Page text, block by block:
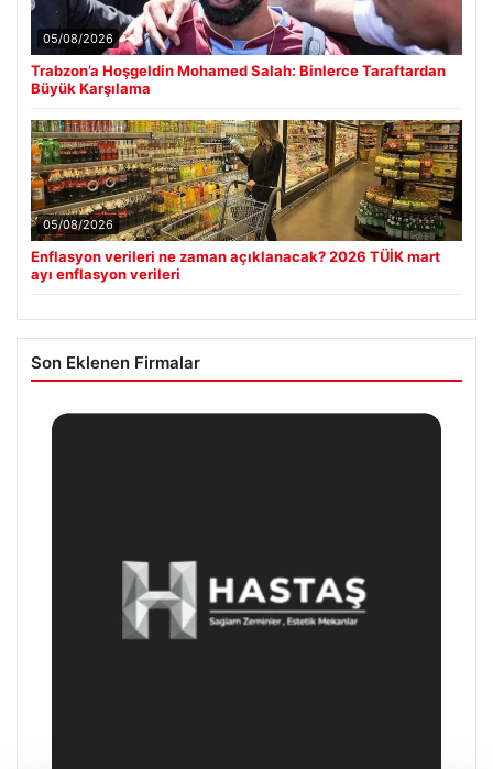
05/08/2026
Trabzon’a Hoşgeldin Mohamed Salah: Binlerce Taraftardan
Büyük Karşılama
05/08/2026
Enflasyon verileri ne zaman açıklanacak? 2026 TÜİK mart
ayı enflasyon verileri
Son Eklenen Firmalar